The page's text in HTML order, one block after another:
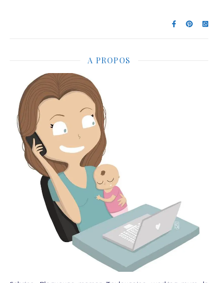
A PROPOS